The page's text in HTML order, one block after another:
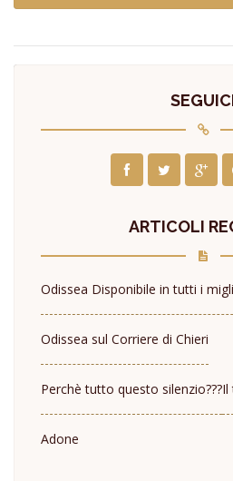
ARTICOLI
Odissea Disponibile in tutti i
Odissea sul Corriere di Chieri
Perchè tutto questo silenzio???Il
Adone